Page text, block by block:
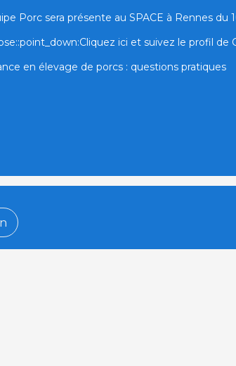
Porc sera présente au SPACE à Rennes du
ici et suivez le profil de
en élevage de porcs : questions pratiques